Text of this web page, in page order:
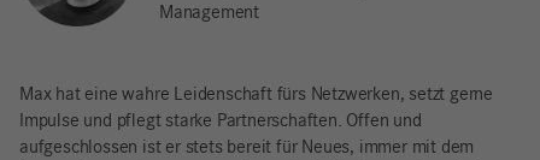
Management
Max hat eine wahre Leidenschaft fürs Netzwerken, setzt gerne
Impulse und pflegt starke Partnerschaften. Offen und
aufgeschlossen ist er stets bereit für Neues, immer mit dem